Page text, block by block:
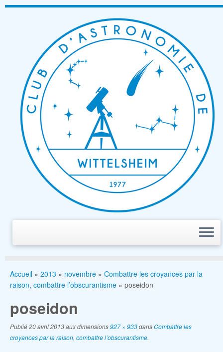
Passer
Accueil » 2013 » novembre » Combattre les croyances par la
raison, combattre l’obscurantisme » poseidon
poseidon
Publié20 avril 2013aux dimensions927 × 933dansCombattre les
croyances par la raison, combattre l’obscurantisme.